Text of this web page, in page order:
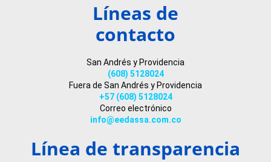
Líneas de
contacto
San Andrés y Providencia
(608) 5128024
Fuera de San Andrés y Providencia
+57 (608) 5128024
Correo electrónico
info@eedassa.com.co
Línea de transparencia